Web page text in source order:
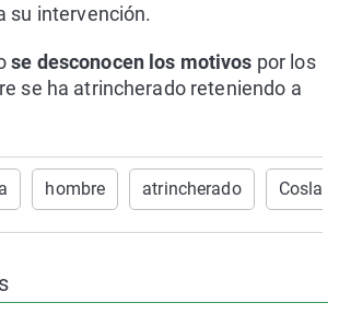
su intervención.
se desconocen los motivos por los
se ha atrincherado reteniendo a
hombre atrincherado